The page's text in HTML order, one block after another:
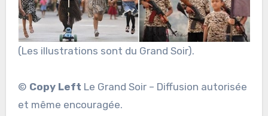
(Les illustrations sont du Grand Soir).
© Copy Left Le Grand Soir – Diffusion autorisée
et même encouragée.